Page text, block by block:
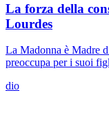
La forza della
Lourdes
La Madonna è Madre
preoccupa per i suoi
dio